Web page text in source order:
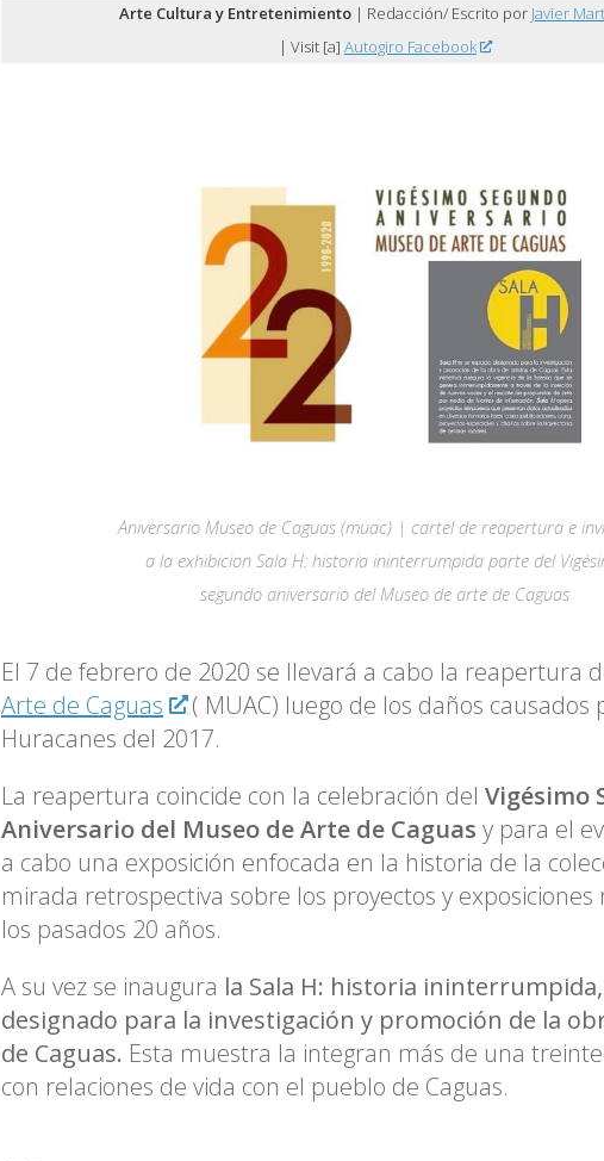
Arte Cultura y Entretenimiento| Redacción/ Escrito por Javier
| Visit [a] Autogiro Facebook
Aniversario Museo de Caguas (muac) | cartel de reapertura e
a la exhibicion Sala H: historia ininterrumpida parte del
segundo aniversario del Museo de arte de Caguas
El 7 de febrero de 2020 se llevará a cabo la reapertura
Arte de Caguas
( MUAC) luego de los daños causados
Huracanes del 2017.
La reapertura coincide con la celebración del Vigésimo
Aniversario del Museo de Arte de Caguas y para el
a cabo una exposición enfocada en la historia de la
mirada retrospectiva sobre los proyectos y exposiciones
los pasados 20 años.
A su vez se inaugura la Sala H: historia ininterrumpida,
designado para la investigación y promoción de la
de Caguas. Esta muestra la integran más de una
con relaciones de vida con el pueblo de Caguas.